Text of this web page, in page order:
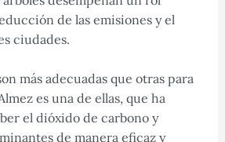
de las emisiones y el
ciudades.
más adecuadas que otras para
es una de ellas, que ha
el dióxido de carbono y
de manera eficaz y